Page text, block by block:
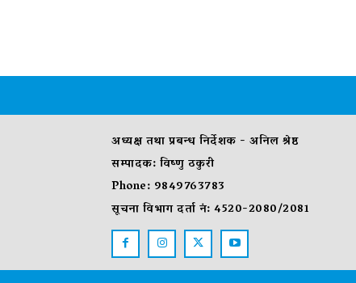
अध्यक्ष तथा प्रबन्ध निर्देशक - अनिल श्रेष्ठ
सम्पादक: विष्णु ठकुरी
Phone: 9849763783
सूचना विभाग दर्ता नं: 4520-2080/2081